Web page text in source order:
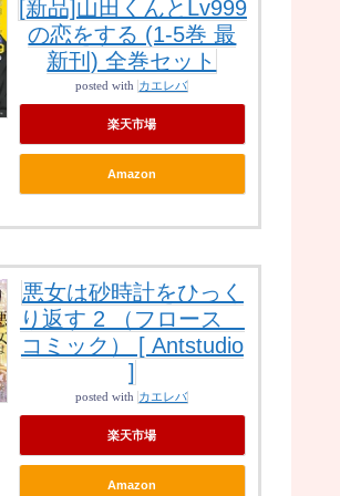
[新品]山田くんとLv999
の恋をする (1-5巻 最
新刊) 全巻セット
posted with カエレバ
楽天市場
Amazon
悪女は砂時計をひっく
り返す 2 （フロース
コミック） [ Antstudio
]
posted with カエレバ
楽天市場
Amazon